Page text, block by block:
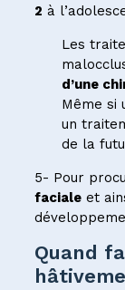
2 à
Les
d’une
Même si
un
de la
5- Pour
facialeet
Quand